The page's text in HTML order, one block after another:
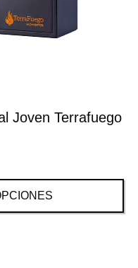
Joven Terrafuego